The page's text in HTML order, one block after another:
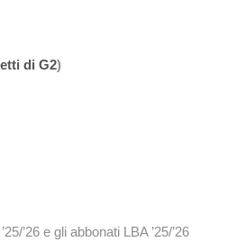
di G2)
’26 e gli abbonati LBA ’25/’26